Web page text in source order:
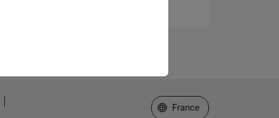
Sélectionner un site web
France